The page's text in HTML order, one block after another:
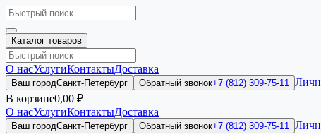
Каталог товаров
О насУслугиКонтактыДоставка
Ваш городСанкт-Петербург Обратный звонок+7 (812) 309-75-11
В корзине0,00 ₽
О насУслугиКонтактыДоставка
Ваш городСанкт-Петербург Обратный звонок+7 (812) 309-75-11